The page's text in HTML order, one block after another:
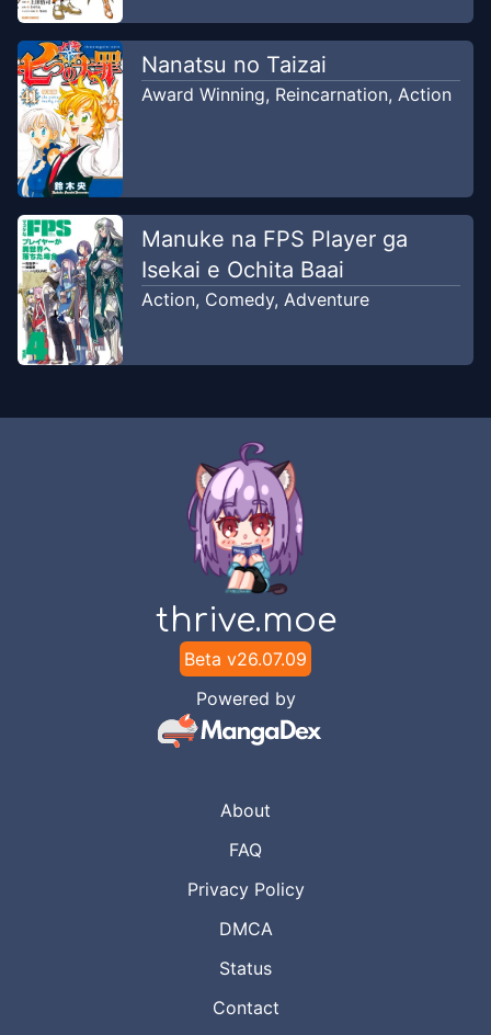
Nanatsu no Taizai
Award Winning, Reincarnation, Action
Manuke na FPS Player ga
Isekai e Ochita Baai
Action, Comedy, Adventure
thrive.moe
Beta v26.07.09
Powered by
About
FAQ
Privacy Policy
DMCA
Status
Contact